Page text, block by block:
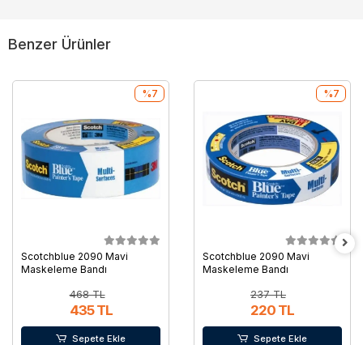
Benzer Ürünler
Scotchblue 2090 Mavi
Maskeleme Bandı
468 TL
435 TL
%7
Sepete Ekle
Scotchblue 2090 Mavi
Maskeleme Bandı
237 TL
220 TL
%7
Sepete Ekle